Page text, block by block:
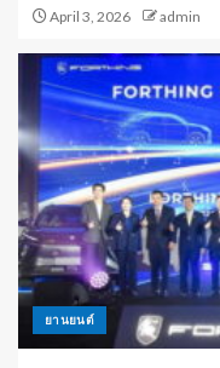
April 3, 2026 admin
ยานยนต์